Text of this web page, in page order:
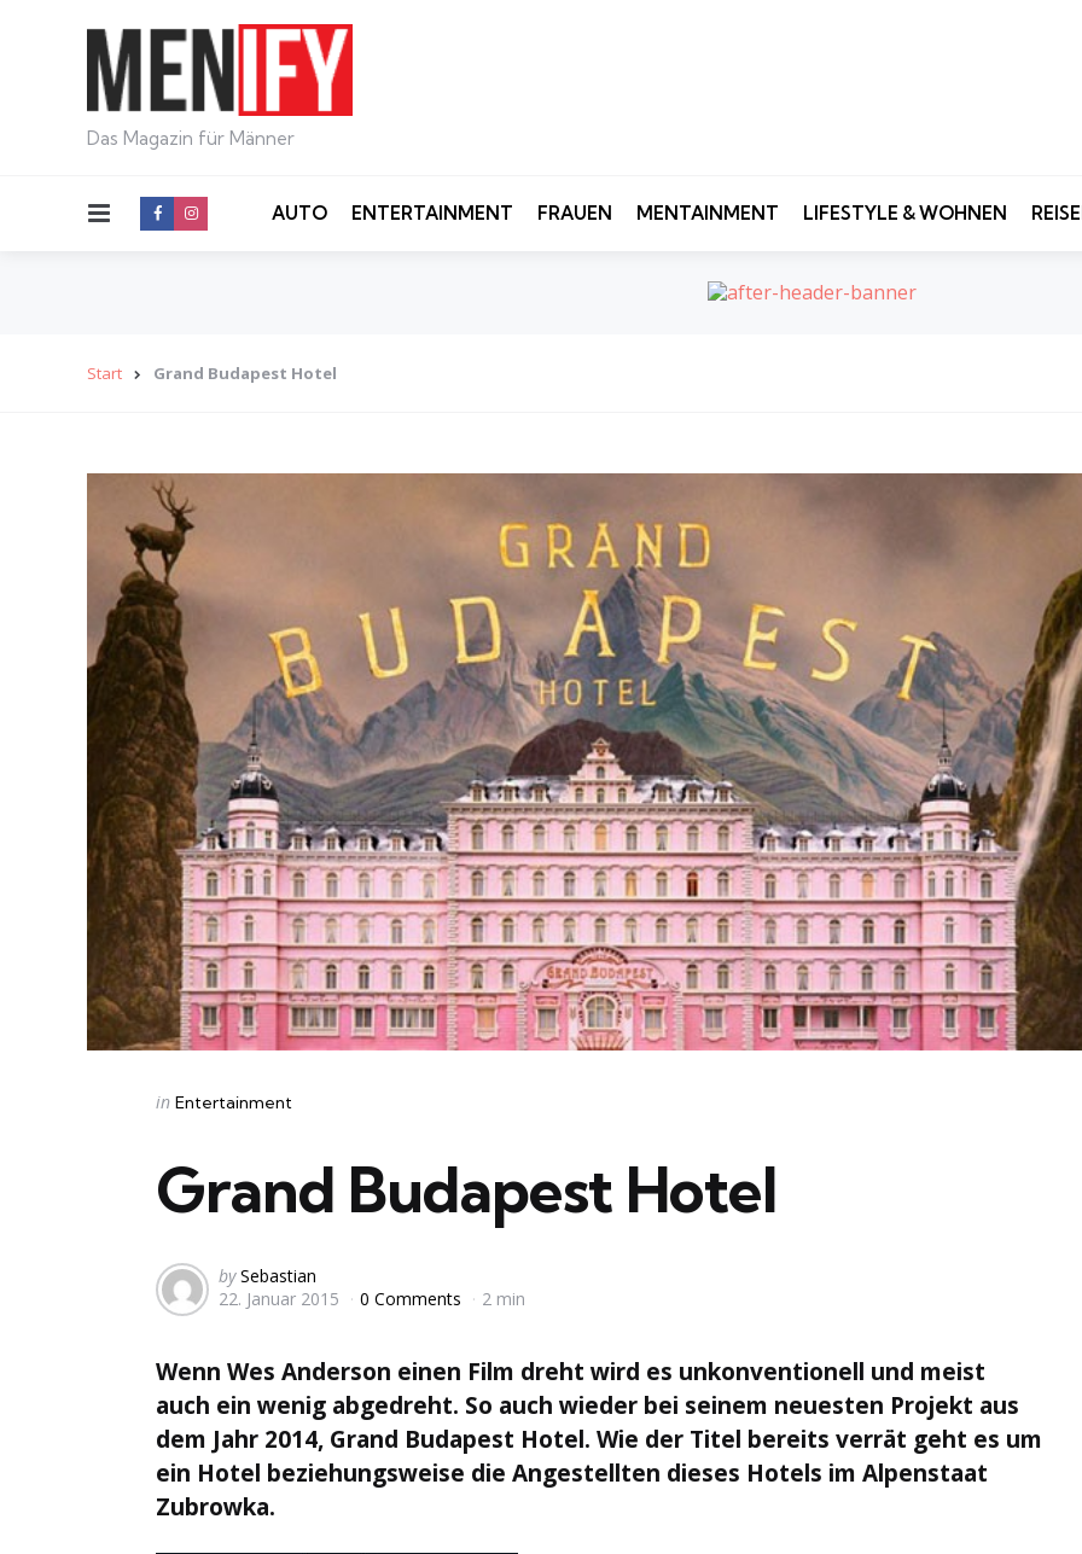
Das Magazin für Männer
Menu AUTO ENTERTAINMENT FRAUEN MENTAINMENT LIFESTYLE & WOHNEN
Start Grand Budapest Hotel
Categories
Posted
in Entertainment
Grand Budapest Hotel
Posted
by
by Sebastian
22. Januar 2015
0 Comments 2 min
Wenn Wes Anderson einen Film dreht wird es unkonventionell und meist
auch ein wenig abgedreht. So auch wieder bei seinem neuesten Projekt aus
dem Jahr 2014, Grand Budapest Hotel. Wie der Titel bereits verrät geht es um
ein Hotel beziehungsweise die Angestellten dieses Hotels im Alpenstaat
Zubrowka.